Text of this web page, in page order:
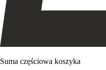
Suma częściowa koszyka